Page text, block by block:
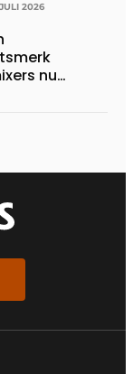
2026
nu